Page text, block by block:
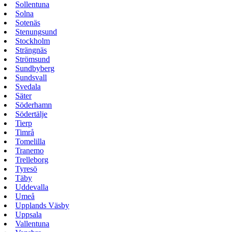
Sollentuna
Solna
Sotenäs
Stenungsund
Stockholm
Strängnäs
Strömsund
Sundbyberg
Sundsvall
Svedala
Säter
Söderhamn
Södertälje
Tierp
Timrå
Tomelilla
Tranemo
Trelleborg
Tyresö
Täby
Uddevalla
Umeå
Upplands Väsby
Uppsala
Vallentuna